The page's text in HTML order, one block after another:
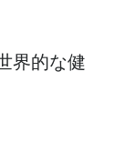
界的な健